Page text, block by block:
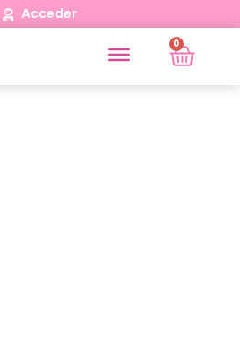
Acceder
0